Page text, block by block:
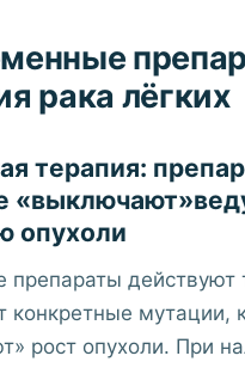
рака лёгких
терапия:
«выключают»
опухоли
препараты
конкретные мутации,
рост опухоли. При